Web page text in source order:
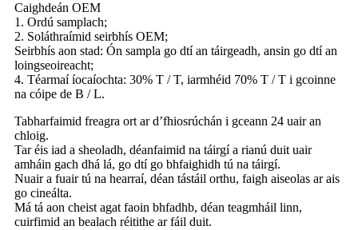
Caighdeán OEM
1. Ordú samplach;
2. Soláthraímid seirbhís OEM;
Seirbhís aon stad: Ón sampla go dtí an táirgeadh, ansin go dtí an
loingseoireacht;
4. Téarmaí íocaíochta: 30% T / T, iarmhéid 70% T / T i gcoinne
na cóipe de B / L.
Tabharfaimid freagra ort ar d’fhiosrúchán i gceann 24 uair an
chloig.
Tar éis iad a sheoladh, déanfaimid na táirgí a rianú duit uair
amháin gach dhá lá, go dtí go bhfaighidh tú na táirgí.
Nuair a fuair tú na hearraí, déan tástáil orthu, faigh aiseolas ar ais
go cineálta.
Má tá aon cheist agat faoin bhfadhb, déan teagmháil linn,
cuirfimid an bealach réitithe ar fáil duit.